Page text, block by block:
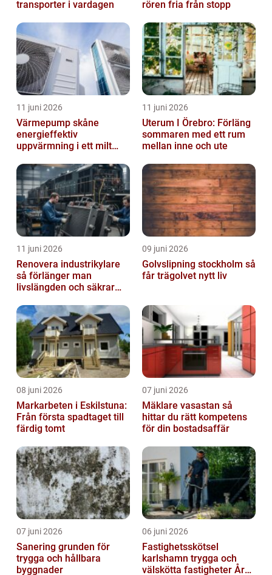
transporter i vardagen
rören fria från stopp
11 juni 2026
Värmepump skåne
energieffektiv
uppvärmning i ett milt
11 juni 2026
Uterum I Örebro: Förläng
sommaren med ett rum
mellan inne och ute
11 juni 2026
Renovera industrikylare
så förlänger man
livslängden och säkrar
09 juni 2026
Golvslipning stockholm så
får trägolvet nytt liv
08 juni 2026
Markarbeten i Eskilstuna:
Från första spadtaget till
färdig tomt
07 juni 2026
Mäklare vasastan så
hittar du rätt kompetens
för din bostadsaffär
07 juni 2026
Sanering grunden för
trygga och hållbara
byggnader
06 juni 2026
Fastighetsskötsel
karlshamn trygga och
välskötta fastigheter Året